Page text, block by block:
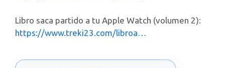
Libro saca partido a tu Apple Watch (volumen 2):
https://www.treki23.com/libroa…